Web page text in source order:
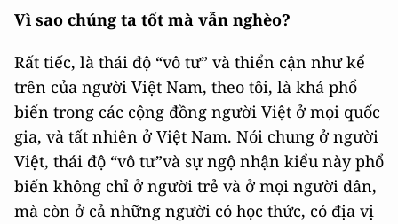
Vì sao chúng ta tốt mà vẫn nghèo?
Rất tiếc, là thái độ “vô tư” và thiển cận như kể
trên của người Việt Nam, theo tôi, là khá phổ
biến trong các cộng đồng người Việt ở mọi quốc
gia, và tất nhiên ở Việt Nam. Nói chung ở người
Việt, thái độ “vô tư”và sự ngộ nhận kiểu này phổ
biến không chỉ ở người trẻ và ở mọi người dân,
mà còn ở cả những người có học thức, có địa vị